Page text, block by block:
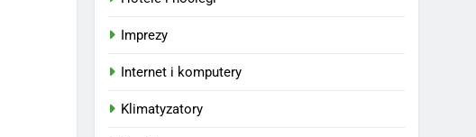
Imprezy
Internet i komputery
Klimatyzatory